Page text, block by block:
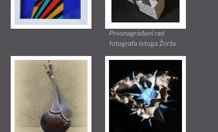
Prvonagrađeni rad
fotografa Istoga Žorža